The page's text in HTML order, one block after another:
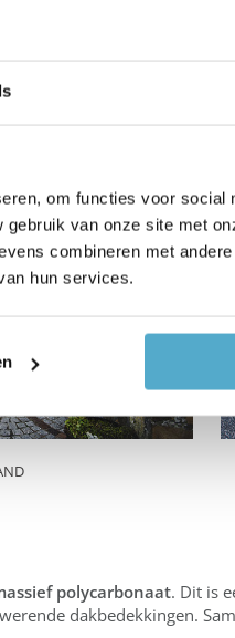
om functies voor social
van onze site met
combineren met
hun services.
welke optie u kiest,
overkapping
polycarbonaat. Dit is
dakbedekkingen.